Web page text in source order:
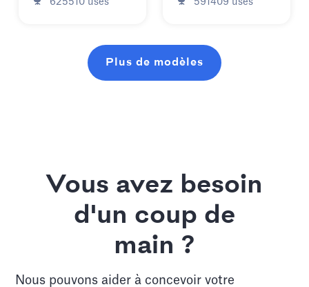
Plus de modèles
Vous avez besoin
d'un coup de
main ?
Nous pouvons aider à concevoir votre